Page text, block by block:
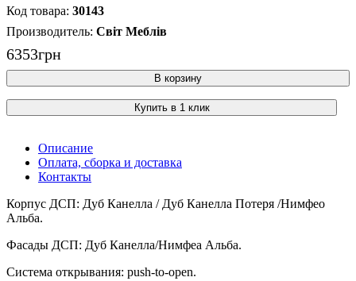
30143
Світ Меблів
6353грн
В корзину
Купить в 1 клик
Описание
Оплата, сборка и доставка
Контакты
Корпус ДСП: Дуб Канелла / Дуб Канелла Потеря /Нимфео
Альба.
Фасады ДСП: Дуб Канелла/Нимфеа Альба.
Система открывания: push-to-open.